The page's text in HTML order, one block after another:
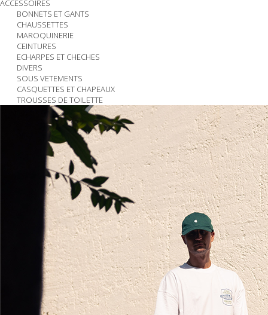
ACCESSOIRES
BONNETS ET GANTS
CHAUSSETTES
MAROQUINERIE
CEINTURES
ECHARPES ET CHECHES
DIVERS
SOUS VETEMENTS
CASQUETTES ET CHAPEAUX
TROUSSES DE TOILETTE